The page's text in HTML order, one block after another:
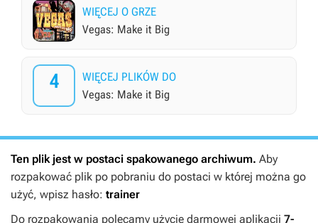
WIĘCEJ O GRZE
Vegas: Make it Big
4
WIĘCEJ PLIKÓW DO
Vegas: Make it Big
Ten plik jest w postaci spakowanego archiwum. Aby
rozpakować plik po pobraniu do postaci w której można go
użyć, wpisz hasło: trainer
Do rozpakowania polecamy użycie darmowej aplikacji 7-